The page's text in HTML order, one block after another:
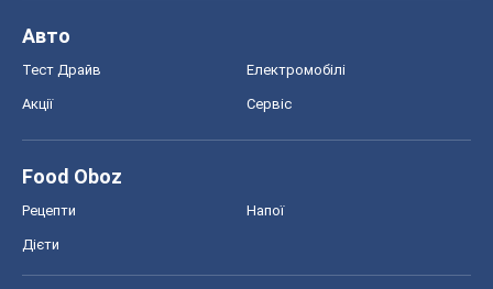
Авто
Тест Драйв Електромобілі
Акції Сервіс
Food Oboz
Рецепти Напої
Дієти